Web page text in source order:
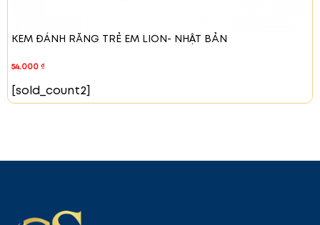
KEM ĐÁNH RĂNG TRẺ EM LION- NHẬT BẢN
54.000₫
[sold_count2]